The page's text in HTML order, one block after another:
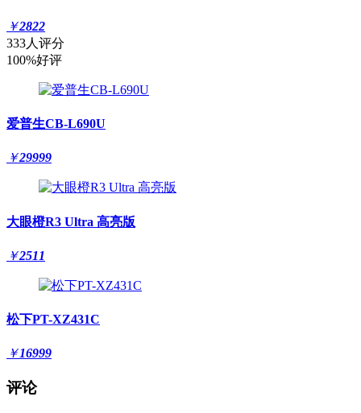
￥2822
333人评分
100%好评
爱普生CB-L690U
￥29999
大眼橙R3 Ultra 高亮版
￥2511
松下PT-XZ431C
￥16999
评论